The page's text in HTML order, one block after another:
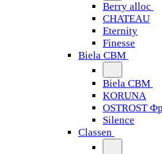
Berry alloc
CHATEAU
Eternity
Finesse
Biela CBM
Biela CBM
KORUNA
OSTROST
Silence
Classen